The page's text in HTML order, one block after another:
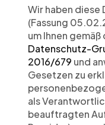
Wir haben
(Fassung
Datenschutz-
2016/679 und
Gesetzen zu
als
beauftragten